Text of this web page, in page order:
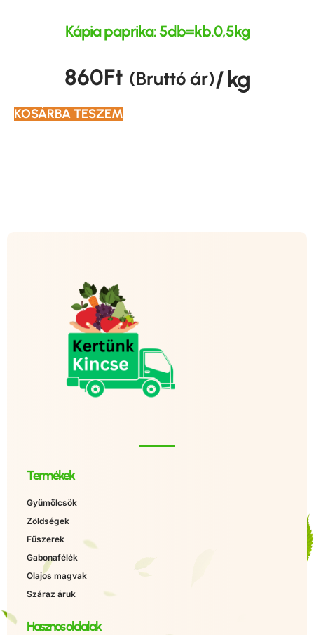
Kápia paprika: 5db=kb.0,5kg
860Ft (Bruttó ár)/ kg
KOSÁRBA TESZEM
Termékek
Gyümölcsök
Zöldségek
Fűszerek
Gabonafélék
Olajos magvak
Száraz áruk
Hasznos oldalak